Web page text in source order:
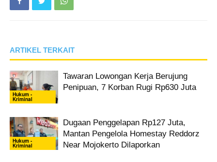
ARTIKEL TERKAIT
Hukum -
Kriminal
Tawaran Lowongan Kerja Berujung
Penipuan, 7 Korban Rugi Rp630 Juta
Hukum -
Kriminal
Dugaan Penggelapan Rp127 Juta,
Mantan Pengelola Homestay Reddorz
Near Mojokerto Dilaporkan